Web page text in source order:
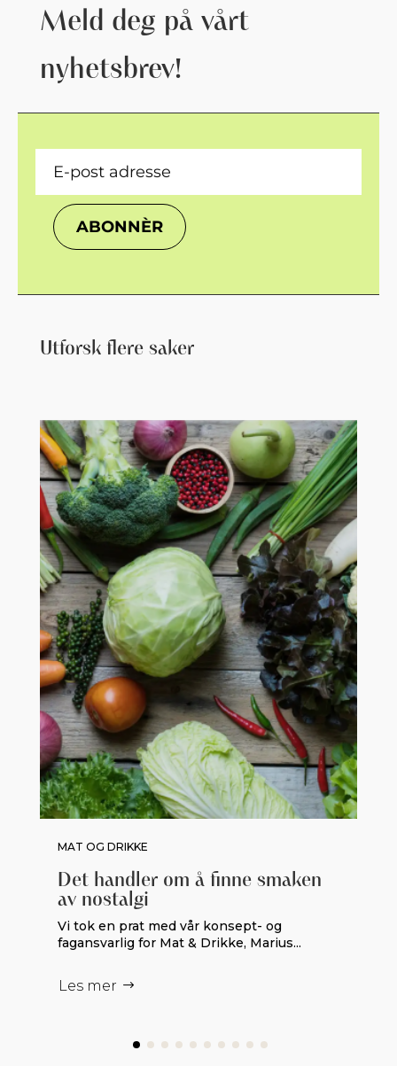
Meld deg på vårt
nyhetsbrev!
ABONNÈR
Utforsk flere saker
MAT OG DRIKKE
Det handler om å finne smaken
av nostalgi
Vi tok en prat med vår konsept- og
fagansvarlig for Mat & Drikke, Marius...
Les mer